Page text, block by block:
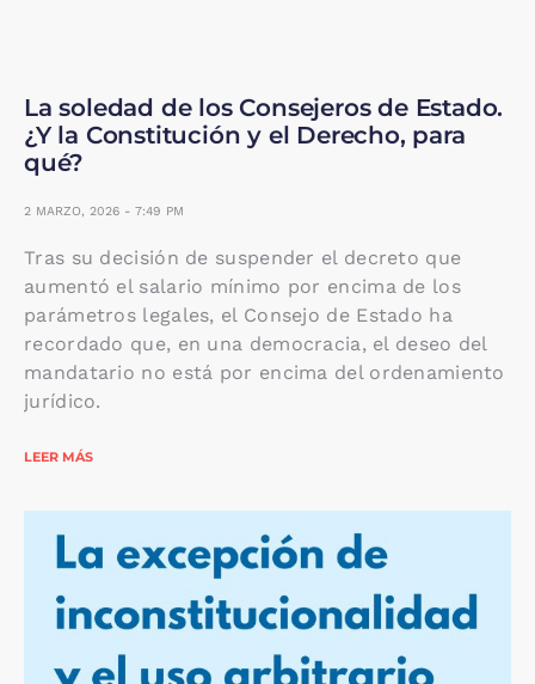
La soledad de los Consejeros de Estado.
¿Y la Constitución y el Derecho, para
qué?
2 MARZO, 2026 7:49 PM
Tras su decisión de suspender el decreto que
aumentó el salario mínimo por encima de los
parámetros legales, el Consejo de Estado ha
recordado que, en una democracia, el deseo del
mandatario no está por encima del ordenamiento
jurídico.
LEER MÁS